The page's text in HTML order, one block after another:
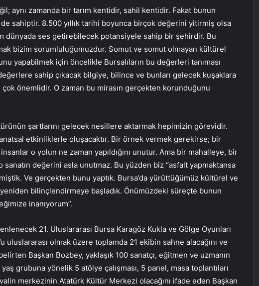
aynı zamanda bir tarım kentidir, sahil kentidir. Fakat bunun
sahiptir. 8.500 yıllık tarihi boyunca birçok değerini yitirmiş olsa
dünyada ses getirebilecek potansiyele sahip bir şehirdir. Bu
bizim sorumluluğumuzdur. Somut ve somut olmayan kültürel
yapabilmek için öncelikle Bursalıların bu değerleri tanıması
sahip çıkacak bilgiye, bilince ve bunları gelecek kuşaklara
önemlidir. O zaman bu mirasın gerçekten korunduğunu
şartlarını gelecek nesillere aktarmak hepimizin görevidir.
etkinliklerle oluşacaktır. Bir örnek vermek gerekirse; bir
o yolun ne zaman yapıldığını unutur. Ama bir mahalleye, bir
değerini asla unutmaz. Bu yüzden biz “asfalt yapmaktansa
Ve gerçekten bunu yaptık. Bursa’da yürüttüğümüz kültürel ve
yeniden bilinçlendirmeye başladık. Önümüzdeki süreçte bunun
inanıyorum”.
21. Uluslararası Bursa Karagöz Kukla ve Gölge Oyunları
uluslararası olmak üzere toplamda 21 ekibin sahne alacağını ve
Başkan Bozbey, yaklaşık 100 sanatçı, eğitmen ve uzmanın
grubuna yönelik 5 atölye çalışması, 5 panel, masa toplantıları
merkezinin Atatürk Kültür Merkezi olacağını ifade eden Başkan